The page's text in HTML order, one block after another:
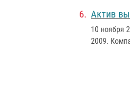
Актив
10 ноября
2009.